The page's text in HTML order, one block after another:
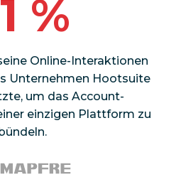
%
Online-Interaktionen
Unternehmen Hootsuite
um das Account-
einzigen Plattform zu